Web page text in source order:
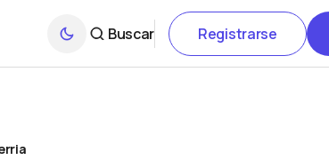
Buscar Registrarse